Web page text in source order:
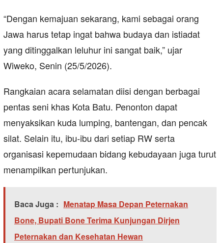
“Dengan kemajuan sekarang, kami sebagai orang
Jawa harus tetap ingat bahwa budaya dan istiadat
yang ditinggalkan leluhur ini sangat baik,” ujar
Wiweko, Senin (25/5/2026).
Rangkaian acara selamatan diisi dengan berbagai
pentas seni khas Kota Batu. Penonton dapat
menyaksikan kuda lumping, bantengan, dan pencak
silat. Selain itu, ibu-ibu dari setiap RW serta
organisasi kepemudaan bidang kebudayaan juga turut
menampilkan pertunjukan.
Baca Juga : Menatap Masa Depan Peternakan
Bone, Bupati Bone Terima Kunjungan Dirjen
Peternakan dan Kesehatan Hewan